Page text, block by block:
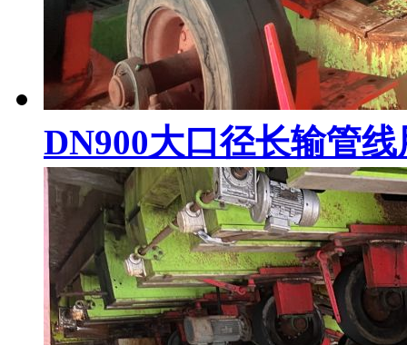
DN900大口径长输管